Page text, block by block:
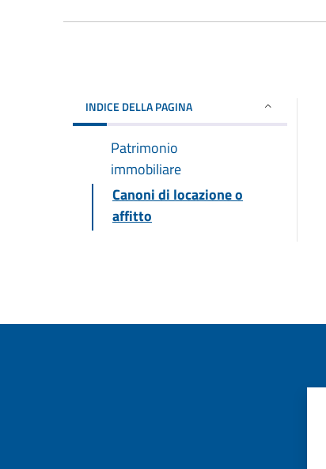
INDICE DELLA PAGINA
Patrimonio
immobiliare
Canoni di locazione o
affitto